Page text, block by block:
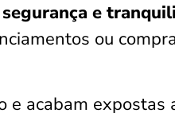
segurança e
ou
e acabam expostas